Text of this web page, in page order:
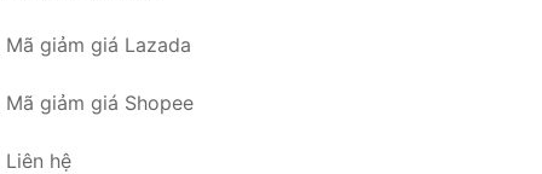
Mã giảm giá Lazada
Mã giảm giá Shopee
Liên hệ